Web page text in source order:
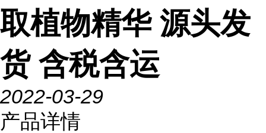
取植物精华 源头发
货 含税含运
2022-03-29
产品详情